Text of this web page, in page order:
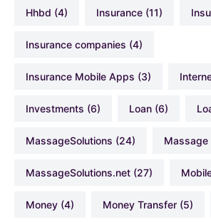
hhbd (4) Insurance (11)
Insurance companies (4)
Insurance Mobile Apps (3)
Investments (6) Loan (6)
MassageSolutions (24)
MassageSolutions.net (27)
Money (4) Money Transfer (5)